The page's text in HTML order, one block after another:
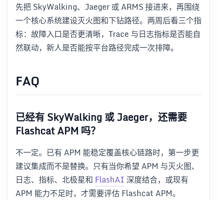
先把 SkyWalking、Jaeger 或 ARMS 接进来，再围绕
一个核心系统建设灭火图和下钻路径。两周后看三个指
标：故障入口是否更清晰，Trace 与日志指标是否能自
然联动，新人是否能按平台路径完成一次排障。
FAQ
已经有 SkyWalking 或 Jaeger，还需要
Flashcat APM 吗？
不一定。已有 APM 能稳定覆盖核心链路时，第一步更
建议集成而不是替换。只有当你希望 APM 与灭火图、
日志、指标、北极星和 FlashAI深度结合，或现有
APM 能力不足时，才需要评估 Flashcat APM。